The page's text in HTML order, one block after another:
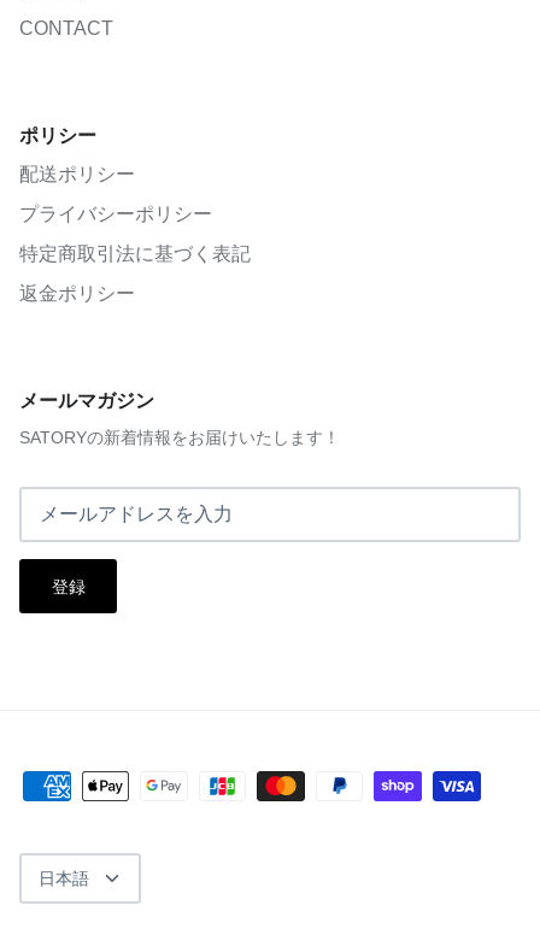
CONTACT
ポリシー
配送ポリシー
プライバシーポリシー
特定商取引法に基づく表記
返金ポリシー
メールマガジン
SATORYの新着情報をお届けいたします！
登録
言
語
日本語